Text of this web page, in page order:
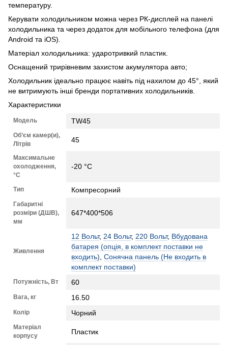
температуру.
Керувати холодильником можна через РК-дисплей на панелі
холодильника та через додаток для мобільного телефона (для
Android та iOS).
Матеріал холодильника: ударотривкий пластик.
Оснащений трирівневим захистом акумулятора авто;
Холодильник ідеально працює навіть під нахилом до 45°, який
не витримують інші бренди портативних холодильників.
Характеристики
Модель TW45
Об’єм камер(и),
Літрів
45
Максимальне
охолодження,
°C
-20 °C
Тип Компресорний
Габаритні
розміри (ДШВ),
мм
647*400*506
Живлення
12 Вольт, 24 Вольт, 220 Вольт, Вбудована
батарея (опція, в комплект поставки не
входить) Сонячна панель (Не входить в
комплект поставки)
Потужність, Вт 60
Вага, кг 16.50
Колір Чорний
Матеріал
корпусу
Пластик